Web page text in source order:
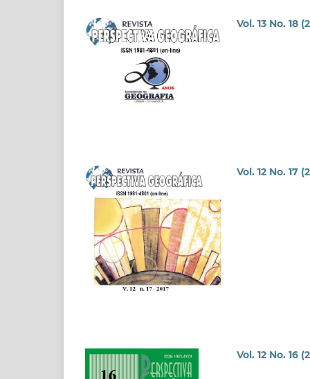
Vol. 13 No. 18
Vol. 12 No. 17
Vol. 12 No. 16